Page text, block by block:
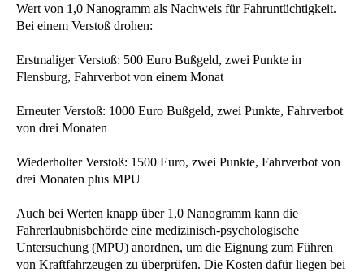
Wert von 1,0 Nanogramm als Nachweis für Fahruntüchtigkeit.
Bei einem Verstoß drohen:
Erstmaliger Verstoß: 500 Euro Bußgeld, zwei Punkte in
Flensburg, Fahrverbot von einem Monat
Erneuter Verstoß: 1000 Euro Bußgeld, zwei Punkte, Fahrverbot
von drei Monaten
Wiederholter Verstoß: 1500 Euro, zwei Punkte, Fahrverbot von
drei Monaten plus MPU
Auch bei Werten knapp über 1,0 Nanogramm kann die
Fahrerlaubnisbehörde eine medizinisch-psychologische
Untersuchung (MPU) anordnen, um die Eignung zum Führen
von Kraftfahrzeugen zu überprüfen. Die Kosten dafür liegen bei